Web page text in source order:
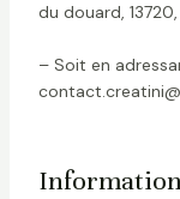
du douard,
– Soit en